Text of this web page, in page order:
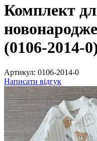
Комплект
(0106-2014-
Артикул: 0106-2014-0
Написати відгук